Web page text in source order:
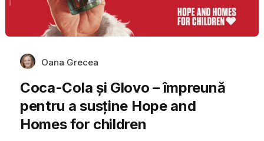
Oana Grecea
Coca-Cola și Glovo – împreună
pentru a susține Hope and
Homes for children